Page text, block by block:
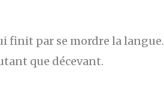
finit par se mordre la langue.
que décevant.